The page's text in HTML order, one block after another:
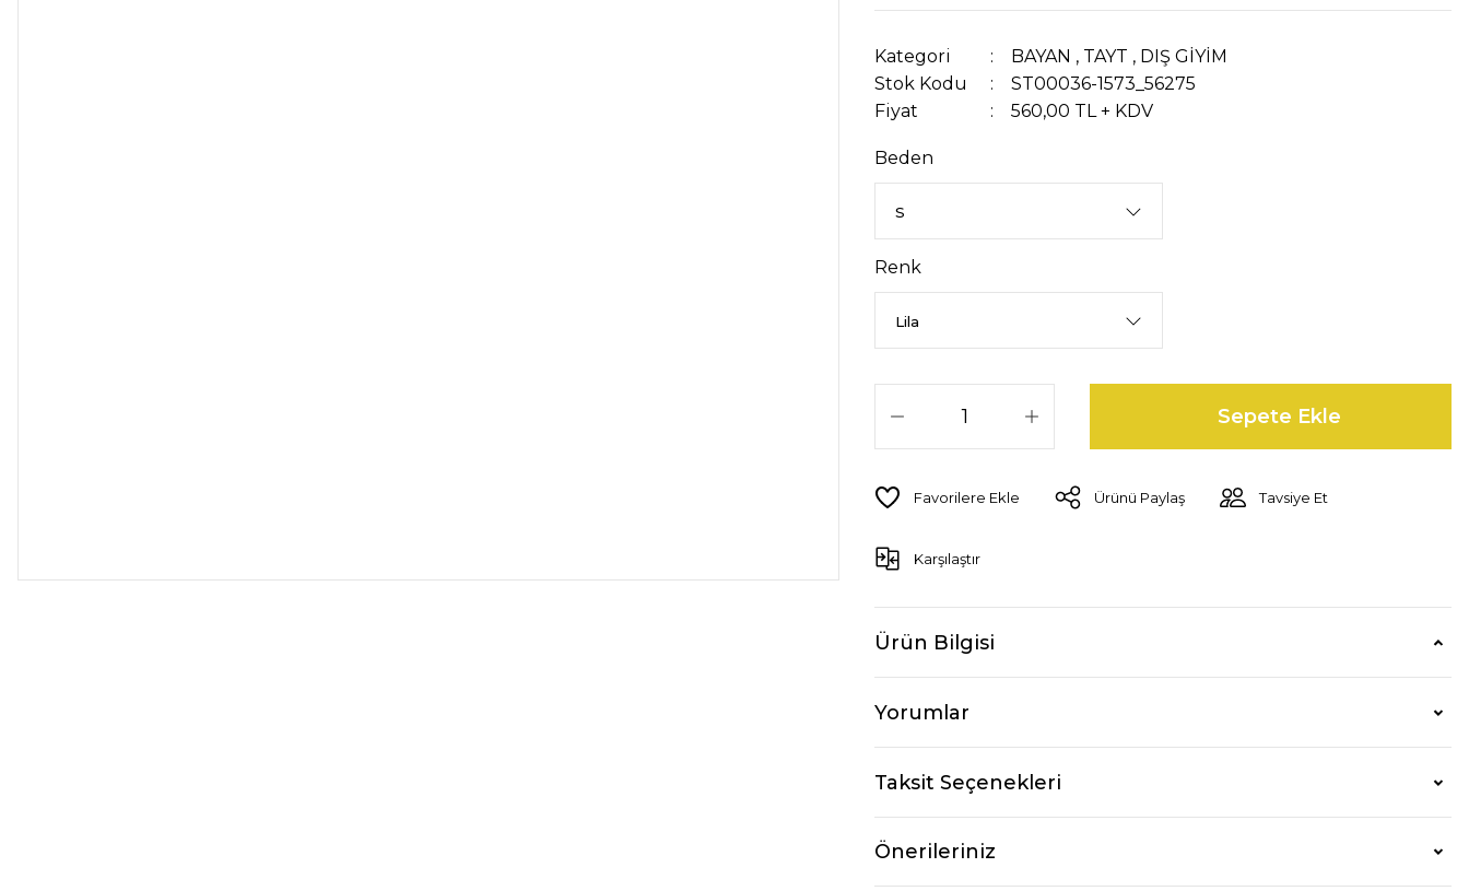
Kategori BAYAN , TAYT , DIŞ GİYİM
Stok Kodu
ST00036-1573_56275
Fiyat
560,00 TL + KDV
Beden
Renk
Sepete Ekle
Ürünü Paylaş Tavsiye Et
Karşılaştır
Ürün Bilgisi
Yorumlar
Taksit Seçenekleri
Önerileriniz